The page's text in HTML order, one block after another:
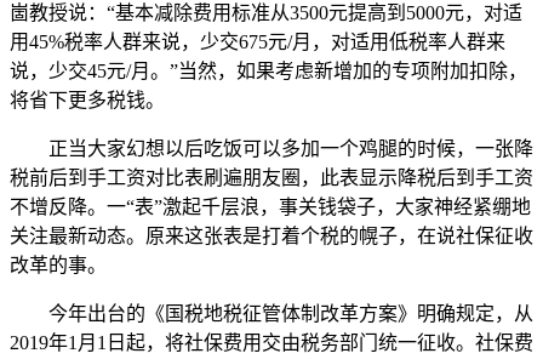
崮教授说：“基本减除费用标准从3500元提高到5000元，对适
用45%税率人群来说，少交675元/月，对适用低税率人群来
说，少交45元/月。”当然，如果考虑新增加的专项附加扣除，
将省下更多税钱。
正当大家幻想以后吃饭可以多加一个鸡腿的时候，一张降
税前后到手工资对比表刷遍朋友圈，此表显示降税后到手工资
不增反降。一“表”激起千层浪，事关钱袋子，大家神经紧绷地
关注最新动态。原来这张表是打着个税的幌子，在说社保征收
改革的事。
今年出台的《国税地税征管体制改革方案》明确规定，从
2019年1月1日起，将社保费用交由税务部门统一征收。社保费